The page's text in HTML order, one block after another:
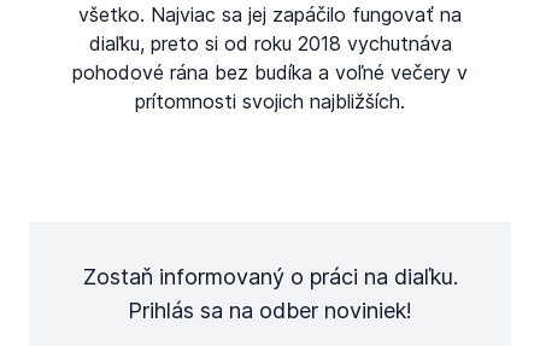
všetko. Najviac sa jej zapáčilo fungovať na
diaľku, preto si od roku 2018 vychutnáva
pohodové rána bez budíka a voľné večery v
prítomnosti svojich najbližších.
Zostaň informovaný o práci na diaľku.
Prihlás sa na odber noviniek!